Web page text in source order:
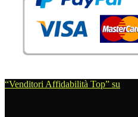
“Venditori Affidabilità Top” su